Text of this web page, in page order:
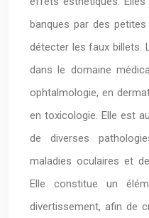
banques par des
détecter les faux billets.
dans le domaine
ophtalmologie, en
en toxicologie. Elle est
de diverses
maladies oculaires et
Elle constitue un
divertissement, afin de